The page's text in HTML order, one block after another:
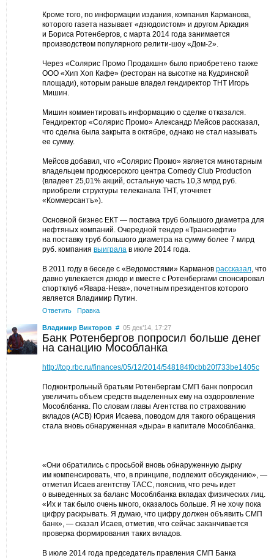
Кроме того, по информации издания, компания Карманова,
которого газета называет «дзюдоистом» и другом Аркадия
и Бориса Ротенбергов, с марта 2014 года занимается
производством популярного релити-шоу «Дом-2».
Через «Солярис Промо Продакшн» было приобретено также
ООО «Хип Хоп Кафе» (ресторан на высотке на Кудринской
площади), которым раньше владел гендиректор ТНТ Игорь
Мишин.
Мишин комментировать информацию о сделке отказался.
Гендиректор «Солярис Промо» Александр Мейсов рассказал,
что сделка была закрыта в октябре, однако не стал называть
ее сумму.
Мейсов добавил, что «Солярис Промо» является минотарным
владельцем продюсерского центра Comedy Club Production
(владеет 25,01% акций, остальную часть 10,3 млрд руб.
приобрели структуры телеканала ТНТ, уточняет
«Коммерсантъ»).
Основной бизнес ЕКТ — поставка труб большого диаметра для
нефтяных компаний. Очередной тендер «Транснефти»
на поставку труб большого диаметра на сумму более 7 млрд
руб. компания выиграла в июле 2014 года.
В 2011 году в беседе с «Ведомостями» Карманов рассказал, что
давно увлекается дзюдо и вместе с Ротенбергами спонсировал
спортклуб «Явара-Нева», почетным президентов которого
является Владимир Путин.
Ответить Правка
Владимир Викторов # 05 дек’14, 17:27
Банк Ротенбергов попросил больше денег
на санацию Мособланка
http://top.rbc.ru/finances/05/12/2014/548184f0cbb20f733be1405c
Подконтрольный братьям Ротенбергам СМП банк попросил
увеличить объем средств выделенных ему на оздоровление
Мособлбанка. По словам главы Агентства по страхованию
вкладов (АСВ) Юрия Исаева, поводом для такого обращения
стала вновь обнаруженная «дыра» в капитале Мособлбанка.
«Они обратились с просьбой вновь обнаруженную дырку
им компенсировать, что, в принципе, подлежит обсуждению», —
отметил Исаев агентству ТАСС, пояснив, что речь идет
о выведенных за баланс Мособлбанка вкладах физических лиц.
«Их и так было очень много, оказалось больше. Я не хочу пока
цифру раскрывать. Я думаю, что цифру должен объявить СМП
банк», — сказал Исаев, отметив, что сейчас заканчивается
проверка формирования таких вкладов.
В июле 2014 года председатель правления СМП Банка